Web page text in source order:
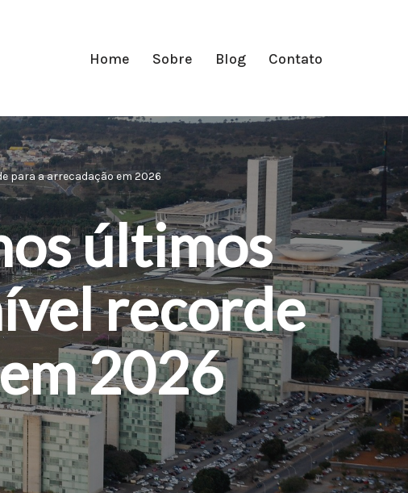
Home Sobre Blog Contato
para a arrecadação em 2026
últimos
recorde
2026